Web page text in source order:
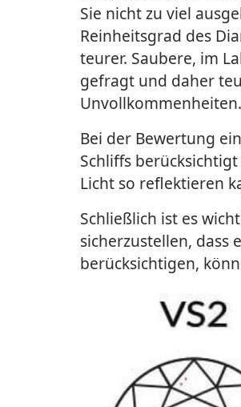
Sie nicht zu viel
Reinheitsgrad des
teurer. Saubere, im
gefragt und daher
Unvollkommenheiten.
Bei der Bewertung
Schliffs
Licht so reflektieren
Schließlich ist es
sicherzustellen, dass
berücksichtigen,